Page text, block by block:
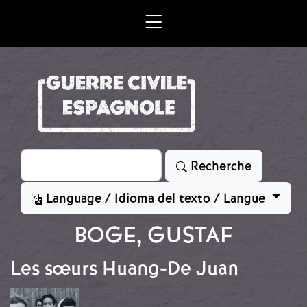
Rechercher
Recherche
Language / Idioma del texto / Langue
BOGE, GUSTAF
Les sœurs Huang-De Juan
Image